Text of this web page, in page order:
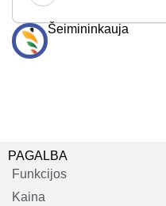
Šeimininkauja
PAGALBA
Funkcijos
Kaina